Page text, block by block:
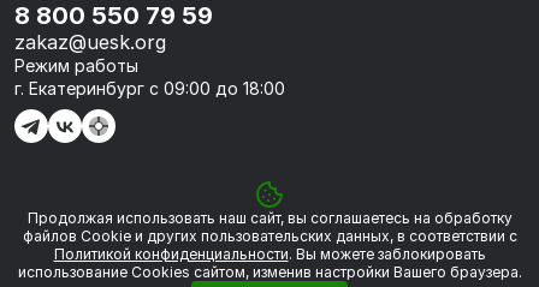
© 2026 «УЭСК-ТЕХНОЛОГИИ»
8 800 550 79 59
zakaz@uesk.org
Режим работы
г. Екатеринбург с 09:00 до 18:00
Продолжая использовать наш сайт, вы соглашаетесь на обработку
файлов Сookie и других пользовательских данных, в соответствии с
Политикой конфиденциальности. Вы можете заблокировать
использование Cookies сайтом, изменив настройки Вашего браузера.